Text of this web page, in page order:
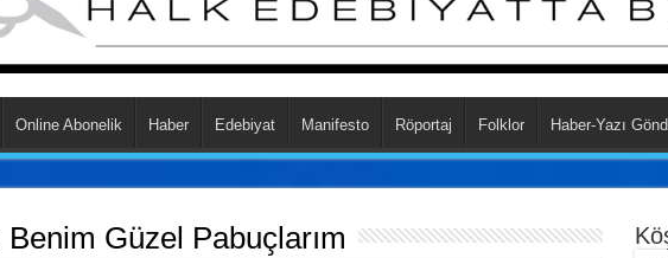
Online Abonelik Haber Edebiyat Manifesto Röportaj Folklor Haber-Yazı
Benim Güzel Pabuçlarım